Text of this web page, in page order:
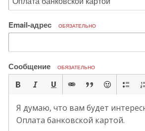
Email-адрес ОБЯЗАТЕЛЬНО
Сообщение ОБЯЗАТЕЛЬНО
Я думаю, что вам будет
Оплата банковской картой.